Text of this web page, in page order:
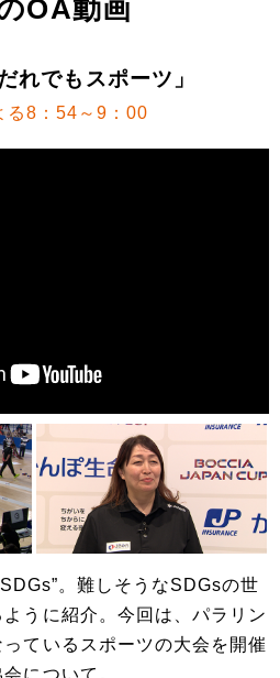
OA動画
れでもスポーツ」
る8：54～9：00
。難しそうなSDGsの世
うに紹介。今回は、パラリン
ているスポーツの大会を開催